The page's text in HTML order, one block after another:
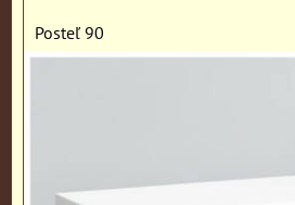
Posteľ 90